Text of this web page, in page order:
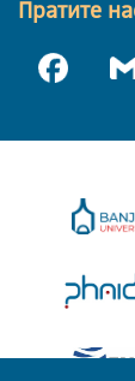
Пратите